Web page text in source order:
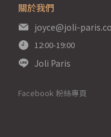
關於我們
joyce@joli-
12:00-19:00
Joli Paris
Facebook 粉絲專頁